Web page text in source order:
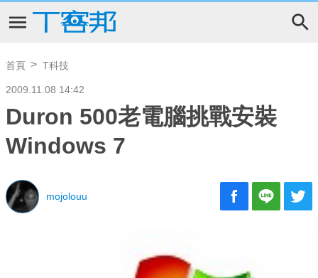
首頁 T科技
2009.11.08 14:42
Duron 500老電腦挑戰安裝
Windows 7
mojolouu